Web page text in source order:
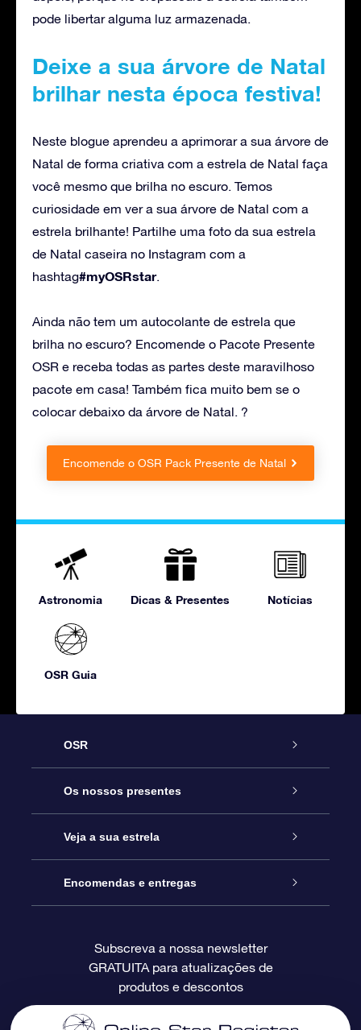
pode libertar alguma luz armazenada.
Deixe a sua árvore de Natal
brilhar nesta época festiva!
Neste blogue aprendeu a aprimorar a sua árvore de
Natal de forma criativa com a estrela de Natal faça
você mesmo que brilha no escuro. Temos
curiosidade em ver a sua árvore de Natal com a
estrela brilhante! Partilhe uma foto da sua estrela
de Natal caseira no Instagram com a
hashtag#myOSRstar.
Ainda não tem um autocolante de estrela que
brilha no escuro? Encomende o Pacote Presente
OSR e receba todas as partes deste maravilhoso
pacote em casa! Também fica muito bem se o
colocar debaixo da árvore de Natal. ?
Encomende o OSR Pack Presente de Natal
Astronomia Dicas & Presentes Notícias
OSR Guia
OSR
Serviço
Contactos
O Blog
Avaliações
Os nossos presentes
Prenda Star Online
Pacote Prenda OSR
O Cartão Presente OSR
Presentes corporativos
Veja a sua estrela
Registo de Estrela
Página de Estrela personalizada
Um Milhão de Estrelas
Encomendas e entregas
Informação de pagamento
Informação de envio
Subscreva a nossa newsletter
GRATUITA para atualizações de
produtos e descontos